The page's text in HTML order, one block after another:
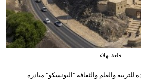
قلعة بهلاء
والعلم والثقافة "اليونسكو" مبادرة